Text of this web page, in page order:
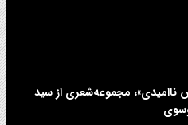
ناامیدی»، مجموعه‌شعری از سید